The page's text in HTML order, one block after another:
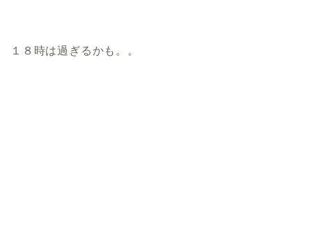
１８時は過ぎるかも。。